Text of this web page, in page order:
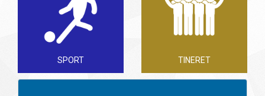
SPORT TINERET